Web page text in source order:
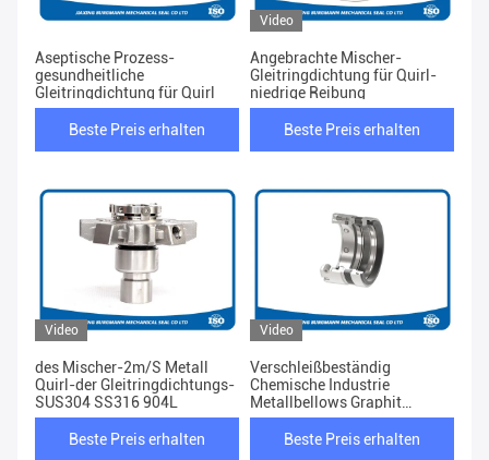
Aseptische Prozess-
gesundheitliche
Gleitringdichtung für Quirl
Beste Preis erhalten
Video
Angebrachte Mischer-
Gleitringdichtung für Quirl-
niedrige Reibung
Beste Preis erhalten
Video
des Mischer-2m/S Metall
Quirl-der Gleitringdichtungs-
SUS304 SS316 904L
Beste Preis erhalten
Video
Verschleißbeständig
Chemische Industrie
Metallbellows Graphit
Mechanische Dichtung
Beste Preis erhalten